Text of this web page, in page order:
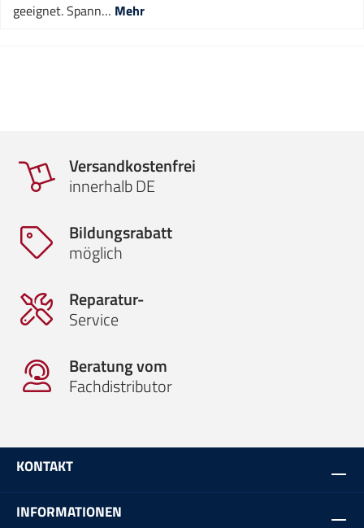
geeignet. Spann… Mehr
Versandkostenfrei
innerhalb DE
Bildungsrabatt
möglich
Reparatur-
Service
Beratung vom
Fachdistributor
KONTAKT
INFORMATIONEN